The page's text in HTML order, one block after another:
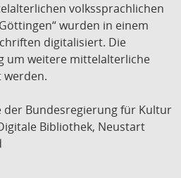
volkssprachlichen
wurden in einem
digitalisiert. Die
um weitere mittelalterliche
der Bundesregierung für Kultur
Bibliothek, Neustart